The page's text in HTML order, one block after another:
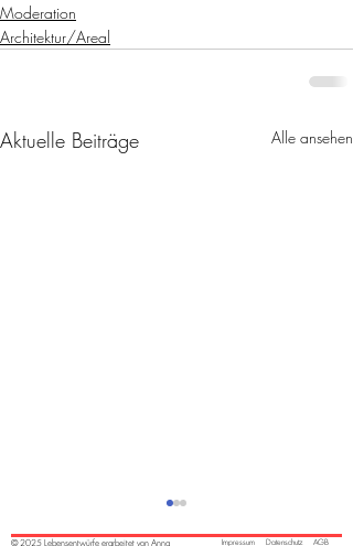
Moderation
Architektur/Areal
Aktuelle Beiträge Alle ansehen
© 2025 Lebensentwürfe erarbeitet von Anna
Impressum Datenschutz AGB